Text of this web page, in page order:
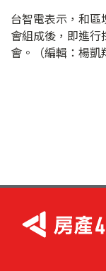
台智電表示，和
會組成後，即進
會。（編輯：楊凱